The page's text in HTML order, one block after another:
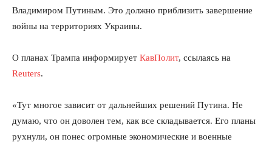
Владимиром Путиным. Это должно приблизить завершение
войны на территориях Украины.
О планах Трампа информирует КавПолит, ссылаясь на
Reuters.
«Тут многое зависит от дальнейших решений Путина. Не
думаю, что он доволен тем, как все складывается. Его планы
рухнули, он понес огромные экономические и военные